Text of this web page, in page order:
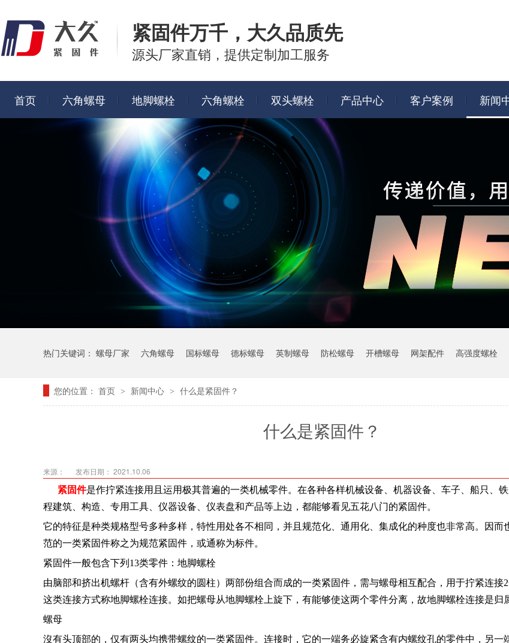
紧固件万千， 大久品质先
源头厂家直销，提供定制加工服务
首页 六角螺母 地脚螺栓 六角螺栓 双头螺栓 产品中心 客户案例 新闻
热门关键词： 螺母厂家 六角螺母 国标螺母 德标螺母 英制螺母 防松螺母 开槽螺母 网架配件 高强度螺栓
您的位置： 首页 > 新闻中心 > 什么是紧固件？
什么是紧固件？
来源：
发布日期： 2021.10.06
紧固件是作拧紧连接用且运用极其普遍的一类机械零件。在各种各样机械设备、机器设备、车子、船只、
程建筑、构造、专用工具、仪器设备、仪表盘和产品等上边，都能够看见五花八门的紧固件。
它的特征是种类规格型号多种多样，特性用处各不相同，并且规范化、通用化、集成化的种度也非常高。因而
范的一类紧固件称之为规范紧固件，或通称为标件。
紧固件一般包含下列13类零件：地脚螺栓
由脑部和挤出机螺杆（含有外螺纹的圆柱）两部份组合而成的一类紧固件，需与螺母相互配合，用于拧紧连接2
这类连接方式称地脚螺栓连接。如把螺母从地脚螺栓上旋下，有能够使这两个零件分离，故地脚螺栓连接是归
螺母
沒有头顶部的，仅有两头均携带螺纹的一类紧固件。连接时，它的一端务必旋紧含有内螺纹孔的零件中，另一